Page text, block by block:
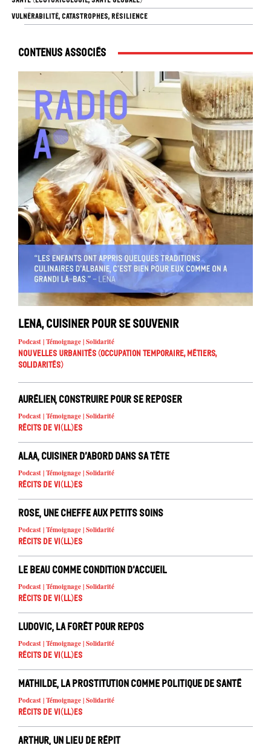
VULNÉRABILITÉ, CATASTROPHES, RÉSILIENCE
Contenus associés
Lena, cuisiner pour se souvenir
Podcast | Témoignage | Solidarité
Nouvelles urbanités (occupation temporaire, métiers,
solidarités)
Aurélien, construire pour se reposer
Podcast | Témoignage | Solidarité
Récits de Vi(ll)es
Alaa, cuisiner d’abord dans sa tête
Podcast | Témoignage | Solidarité
Récits de Vi(ll)es
Rose, une cheffe aux petits soins
Podcast | Témoignage | Solidarité
Récits de Vi(ll)es
Le beau comme condition d’accueil
Podcast | Témoignage | Solidarité
Récits de Vi(ll)es
Ludovic, la forêt pour repos
Podcast | Témoignage | Solidarité
Récits de Vi(ll)es
Mathilde, La prostitution comme politique de santé
Podcast | Témoignage | Solidarité
Récits de Vi(ll)es
Arthur, Un lieu de répit